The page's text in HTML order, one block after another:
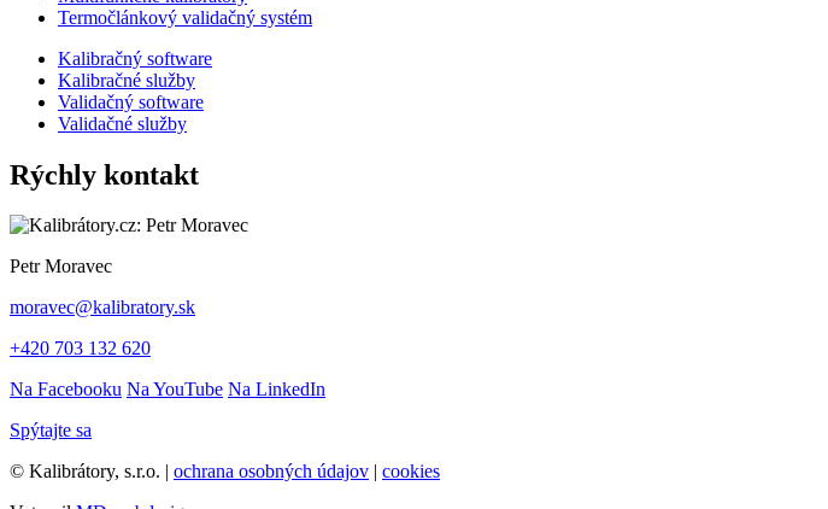
Termočlánkový validačný systém
Kalibračný software
Kalibračné služby
Validačný software
Validačné služby
Rýchly kontakt
Petr Moravec
moravec@kalibratory.sk
+420 703 132 620
Na Facebooku Na YouTube Na LinkedIn
Spýtajte sa
© Kalibrátory, s.r.o. | ochrana osobných údajov | cookies